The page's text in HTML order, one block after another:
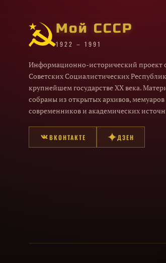
Мой СССР
1922 – 1991
Информационно-исторический проект
Советских Социалистических
крупнейшем государстве XX века.
собраны из открытых архивов, мемуаров
современников и академических
ВКОНТАКТЕ ДЗЕН